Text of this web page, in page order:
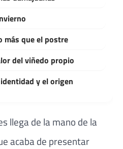
más que el postre
del viñedo propio
y el origen
llega de la mano de la
acaba de presentar